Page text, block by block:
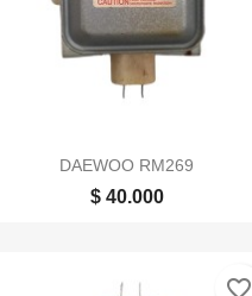
Vista rápida
DAEWOO RM269
$ 40.000
favorite_border